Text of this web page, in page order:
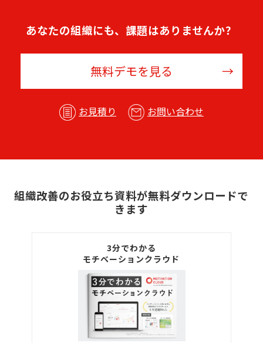
あなたの組織にも、課題はありませんか？
無料デモを見る
お見積り お問い合わせ
組織改善のお役立ち資料が無料ダウンロードで
きます
3分でわかる
モチベーションクラウド